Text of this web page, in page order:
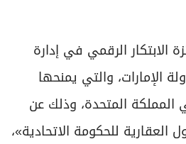
الابتكار الرقمي في إدارة
الإمارات، والتي يمنحها
المتحدة، وذلك عن
للحكومة الاتحادية»،